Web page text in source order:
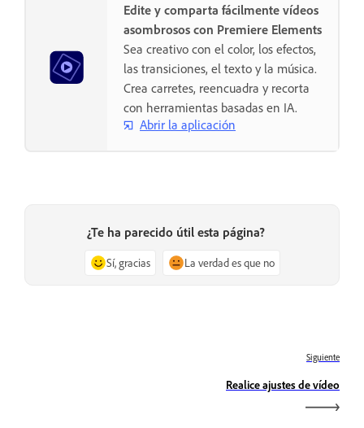
Edite y comparta fácilmente vídeos
asombrosos con Premiere Elements
Sea creativo con el color, los efectos,
las transiciones, el texto y la música.
Crea carretes, reencuadra y recorta
con herramientas basadas en IA.
Abrir la aplicación
¿Te ha parecido útil esta página?
Sí, gracias La verdad es que no
Siguiente
Realice ajustes de vídeo